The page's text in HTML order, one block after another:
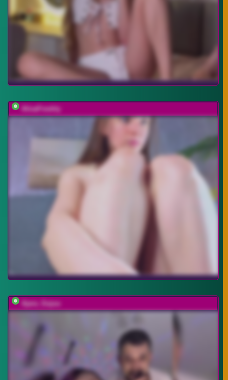
AlisaFreshly
Ajara_Gujuu